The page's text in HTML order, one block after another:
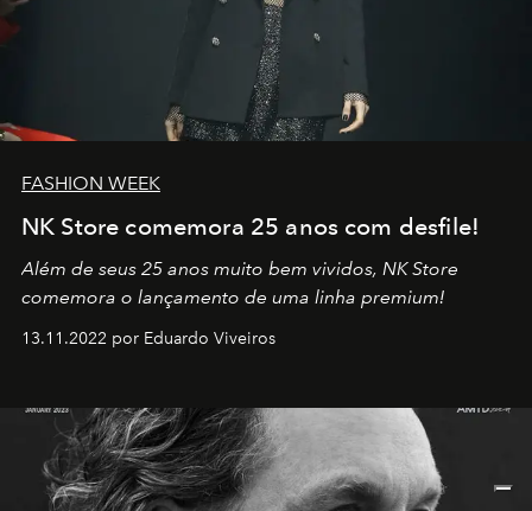
FASHION WEEK
NK Store comemora 25 anos com desfile!
Além de seus 25 anos muito bem vividos, NK Store
comemora o lançamento de uma linha premium!
13.11.2022 por Eduardo Viveiros